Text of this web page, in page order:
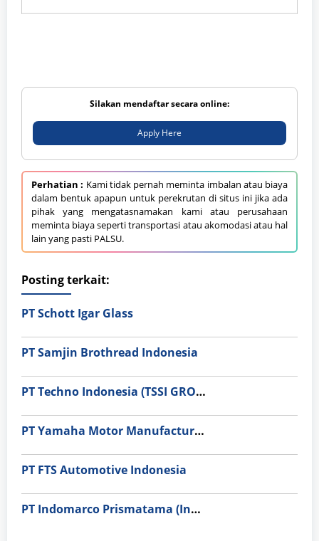
Silakan mendaftar secara online:
Apply Here
Perhatian : Kami tidak pernah meminta imbalan atau biaya
dalam bentuk apapun untuk perekrutan di situs ini jika ada
pihak yang mengatasnamakan kami atau perusahaan
meminta biaya seperti transportasi atau akomodasi atau hal
lain yang pasti PALSU.
Posting terkait:
PT Schott Igar Glass
PT Samjin Brothread Indonesia
PT Techno Indonesia (TSSI GROUP)
PT Yamaha Motor Manufacturing
PT FTS Automotive Indonesia
PT Indomarco Prismatama (Indomaret Group)